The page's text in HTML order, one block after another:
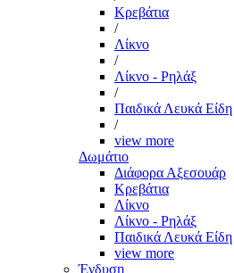
Κρεβάτια
/
Λίκνο
/
Λίκνο - Ρηλάξ
/
Παιδικά Λευκά Είδη
/
view more
Δωμάτιο
Διάφορα Αξεσουάρ
Κρεβάτια
Λίκνο
Λίκνο - Ρηλάξ
Παιδικά Λευκά Είδη
view more
Ένδυση